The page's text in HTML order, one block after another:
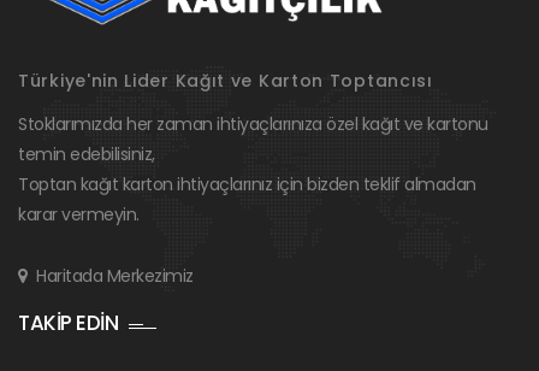
Türkiye'nin Lider Kağıt ve Karton Toptancısı
Stoklarımızda her zaman ihtiyaçlarınıza özel kağıt ve kartonu
temin edebilisiniz,
Toptan kağıt karton ihtiyaçlarınız için bizden teklif almadan
karar vermeyin.
Haritada Merkezimiz
TAKİP EDİN